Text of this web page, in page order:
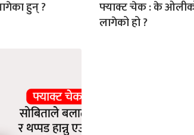
हुन् ?
फ्याक्ट चेक : के ओलीको
लागेको हो ?